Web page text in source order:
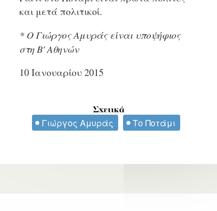
και μετά πολιτικοί.
* Ο Γιώργος Αμυράς είναι υποψήφιος
στη Β' Αθηνών
10 Ιανουαρίου 2015
Σχετικά
Γιώργος Αμυράς Το Ποτάμι